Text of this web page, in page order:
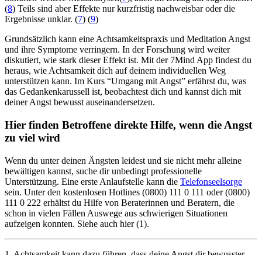
(8) Teils sind aber Effekte nur kurzfristig nachweisbar oder die
Ergebnisse unklar. (7) (9)
Grundsätzlich kann eine Achtsamkeitspraxis und Meditation Angst
und ihre Symptome verringern. In der Forschung wird weiter
diskutiert, wie stark dieser Effekt ist. Mit der 7Mind App findest du
heraus, wie Achtsamkeit dich auf deinem individuellen Weg
unterstützen kann. Im Kurs “Umgang mit Angst” erfährst du, was
das Gedankenkarussell ist, beobachtest dich und kannst dich mit
deiner Angst bewusst auseinandersetzen.
Hier finden Betroffene direkte Hilfe, wenn die Angst
zu viel wird
Wenn du unter deinen Ängsten leidest und sie nicht mehr alleine
bewältigen kannst, suche dir unbedingt professionelle
Unterstützung. Eine erste Anlaufstelle kann die Telefonseelsorge
sein. Unter den kostenlosen Hotlines (0800) 111 0 111 oder (0800)
111 0 222 erhältst du Hilfe von Beraterinnen und Beratern, die
schon in vielen Fällen Auswege aus schwierigen Situationen
aufzeigen konnten. Siehe auch hier (1).